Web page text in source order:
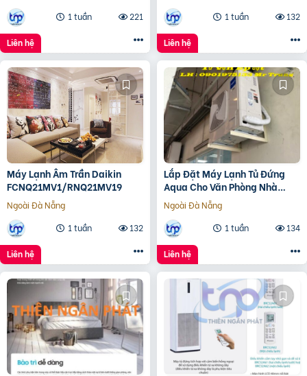
1 tuần
221
Liên hệ
1 tuần
132
Liên hệ
Máy Lạnh Âm Trần Daikin
FCNQ21MV1/RNQ21MV19
Ngoài Đà Nẵng
1 tuần
132
Liên hệ
Lắp Đặt Máy Lạnh Tủ Đứng
Aqua Cho Văn Phòng Nhà
Xưởng
Ngoài Đà Nẵng
1 tuần
134
Liên hệ